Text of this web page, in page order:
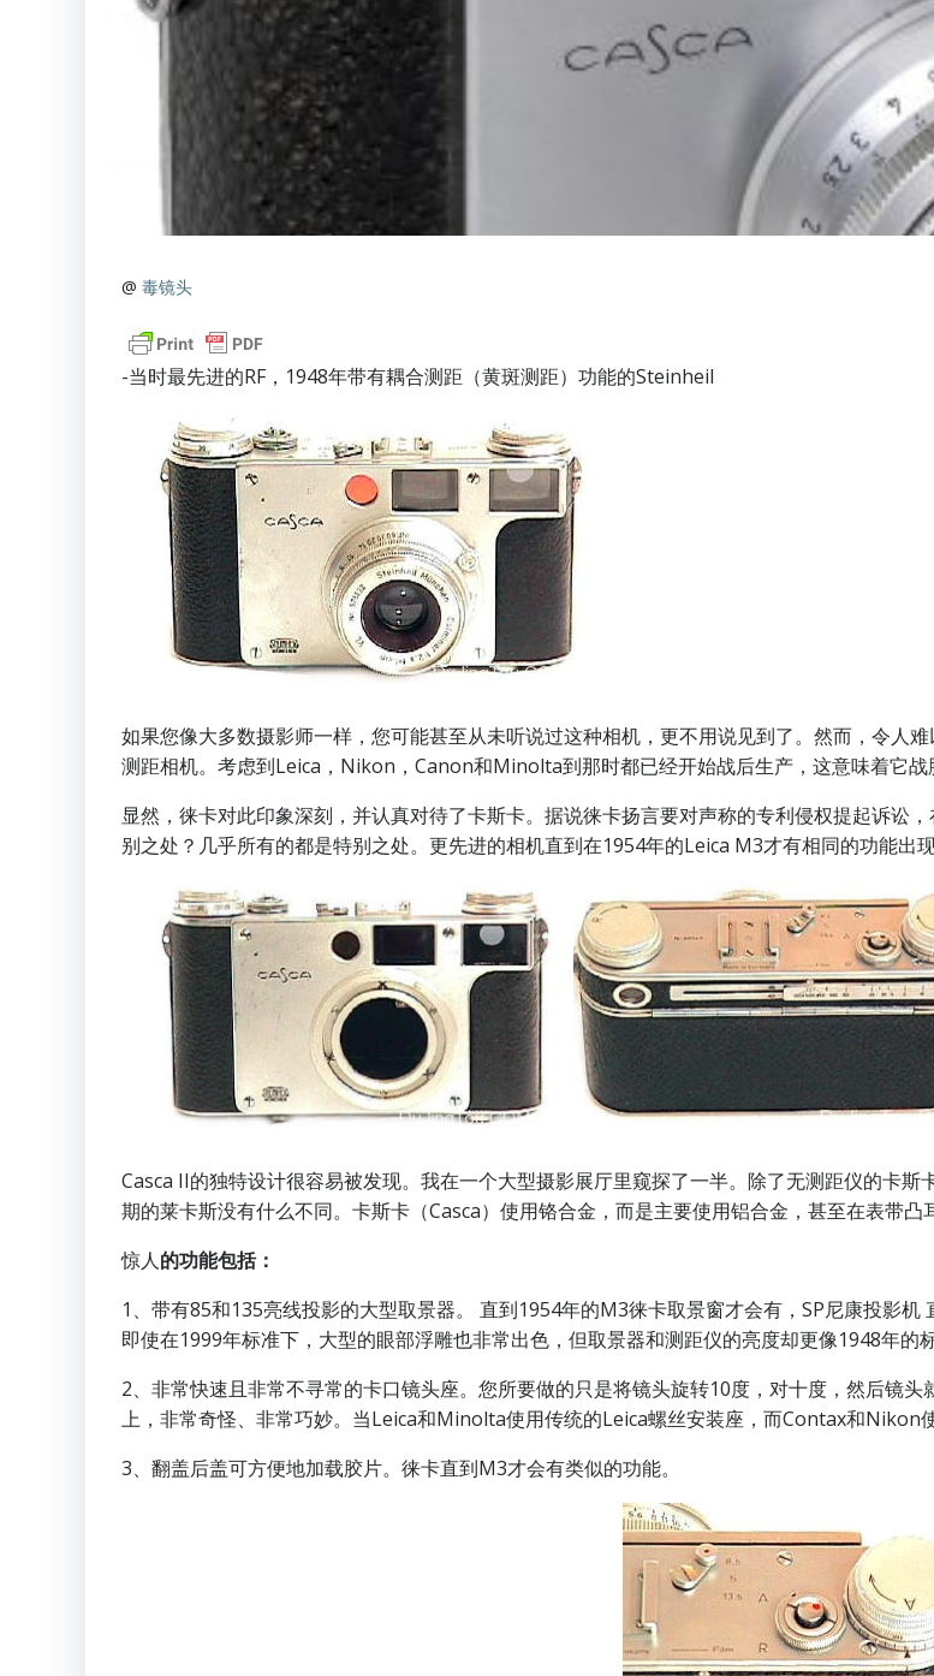
@ 毒镜头
-当时最先进的RF，1948年带有耦合测距（黄斑测距）功能的Steinheil
如果您像大多数摄影师一样，您可能甚至从未听说过这种相机，更不用说见到了。然而，令人
测距相机。考虑到Leica，Nikon，Canon和Minolta到那时都已经开始战后生产，这意味着它战
显然，徕卡对此印象深刻，并认真对待了卡斯卡。据说徕卡扬言要对声称的专利侵权提起诉讼
别之处？几乎所有的都是特别之处。更先进的相机直到在1954年的Leica M3才有相同的功能出现
Casca II的独特设计很容易被发现。我在一个大型摄影展厅里窥探了一半。除了无测距仪的卡
期的莱卡斯没有什么不同。卡斯卡（Casca）使用铬合金，而是主要使用铝合金，甚至在表带凸
惊人的功能包括：
1、带有85和135亮线投影的大型取景器。 直到1954年的M3徕卡取景窗才会有，SP尼康投影
即使在1999年标准下，大型的眼部浮雕也非常出色，但取景器和测距仪的亮度却更像1948年的
2、非常快速且非常不寻常的卡口镜头座。您所要做的只是将镜头旋转10度，对十度，然后镜
上，非常奇怪、非常巧妙。当Leica和Minolta使用传统的Leica螺丝安装座，而Contax和Nikon
3、翻盖后盖可方便地加载胶片。徕卡直到M3才会有类似的功能。